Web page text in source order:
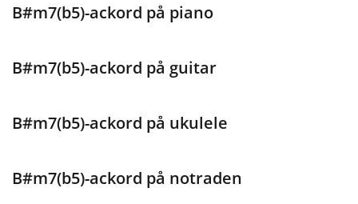
B#m7(b5)-ackord på piano
B#m7(b5)-ackord på guitar
B#m7(b5)-ackord på ukulele
B#m7(b5)-ackord på notraden